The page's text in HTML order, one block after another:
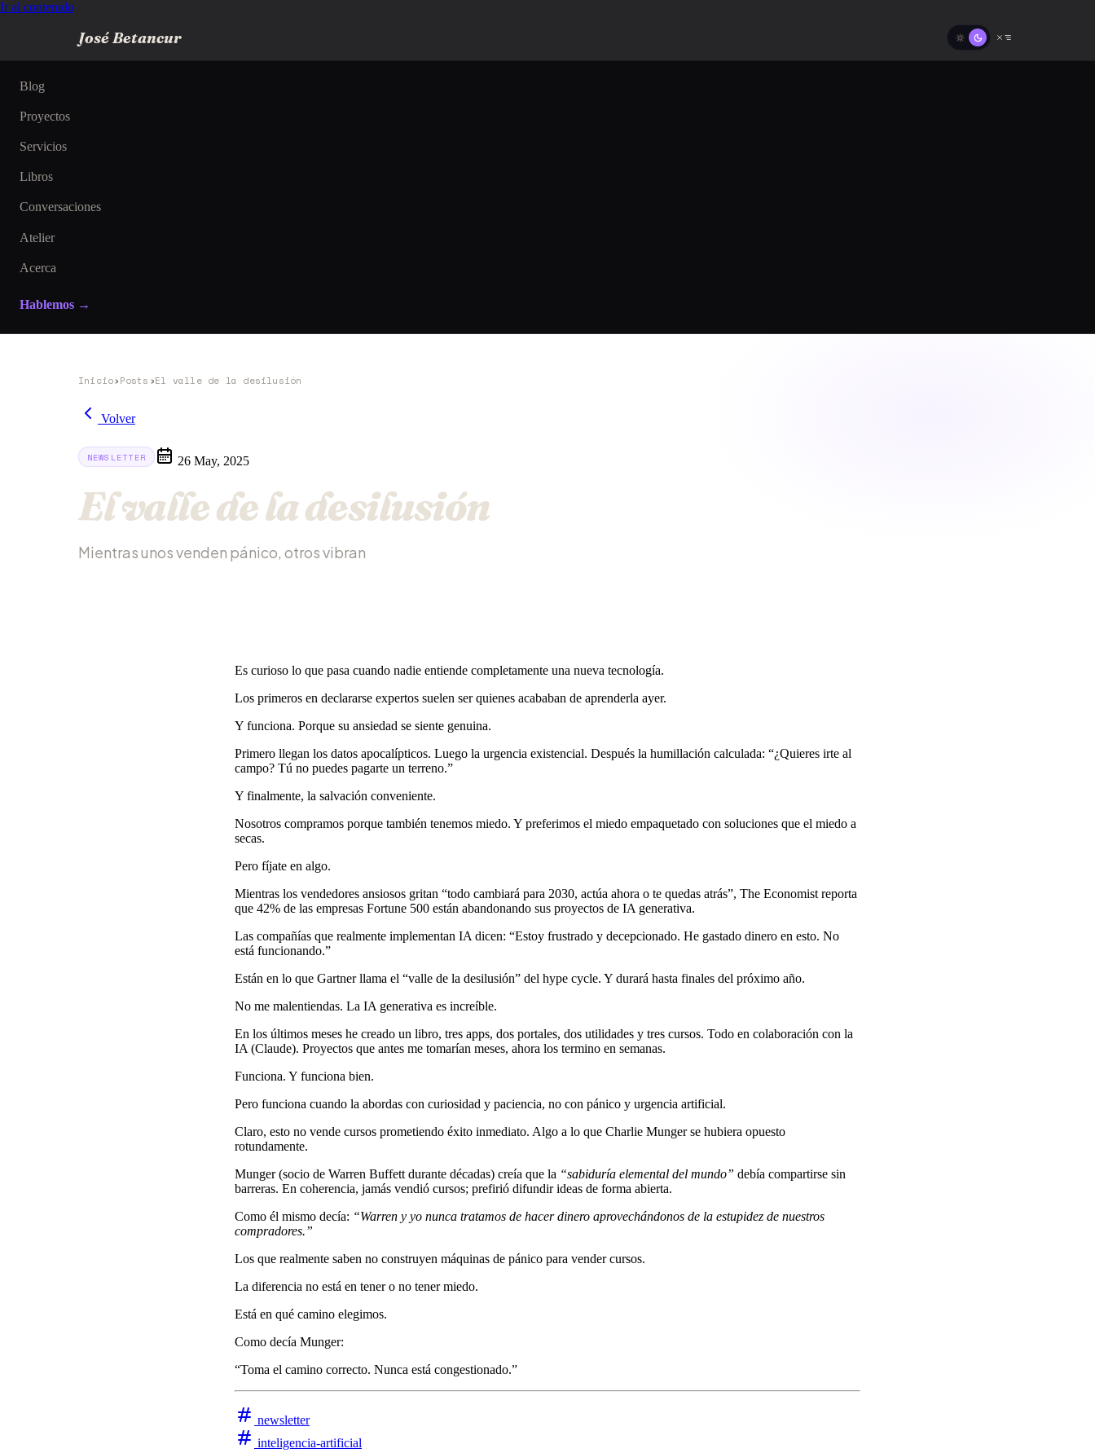
Ir al contenido
José Betancur
Blog
Proyectos
Servicios
Libros
Conversaciones
Atelier
Acerca
Hablemos →
Inicio›Posts ›El valle de la desilusión
Volver
NEWSLETTER 26 May, 2025
El valle de la desilusión
Mientras unos venden pánico, otros vibran
Es curioso lo que pasa cuando nadie entiende completamente una nueva tecnología.
Los primeros en declararse expertos suelen ser quienes acababan de aprenderla ayer.
Y funciona. Porque su ansiedad se siente genuina.
Primero llegan los datos apocalípticos. Luego la urgencia existencial. Después la humillación calculada: “¿Quieres irte al
campo? Tú no puedes pagarte un terreno.”
Y finalmente, la salvación conveniente.
Nosotros compramos porque también tenemos miedo. Y preferimos el miedo empaquetado con soluciones que el miedo a
secas.
Pero fíjate en algo.
Mientras los vendedores ansiosos gritan “todo cambiará para 2030, actúa ahora o te quedas atrás”, The Economist reporta
que 42% de las empresas Fortune 500 están abandonando sus proyectos de IA generativa.
Las compañías que realmente implementan IA dicen: “Estoy frustrado y decepcionado. He gastado dinero en esto. No
está funcionando.”
Están en lo que Gartner llama el “valle de la desilusión” del hype cycle. Y durará hasta finales del próximo año.
No me malentiendas. La IA generativa es increíble.
En los últimos meses he creado un libro, tres apps, dos portales, dos utilidades y tres cursos. Todo en colaboración con la
IA (Claude). Proyectos que antes me tomarían meses, ahora los termino en semanas.
Funciona. Y funciona bien.
Pero funciona cuando la abordas con curiosidad y paciencia, no con pánico y urgencia artificial.
Claro, esto no vende cursos prometiendo éxito inmediato. Algo a lo que Charlie Munger se hubiera opuesto
rotundamente.
Munger (socio de Warren Buffett durante décadas) creía que la “sabiduría elemental del mundo” debía compartirse sin
barreras. En coherencia, jamás vendió cursos; prefirió difundir ideas de forma abierta.
Como él mismo decía: “Warren y yo nunca tratamos de hacer dinero aprovechándonos de la estupidez de nuestros
compradores.”
Los que realmente saben no construyen máquinas de pánico para vender cursos.
La diferencia no está en tener o no tener miedo.
Está en qué camino elegimos.
Como decía Munger:
“Toma el camino correcto. Nunca está congestionado.”
newsletter
inteligencia-artificial